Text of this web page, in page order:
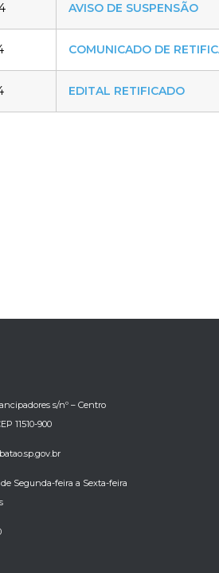
AVISO DE SUSPENSÃO
COMUNICADO DE
EDITAL RETIFICADO
s/nº – Centro
11510-900
Segunda-feira a Sexta-feira